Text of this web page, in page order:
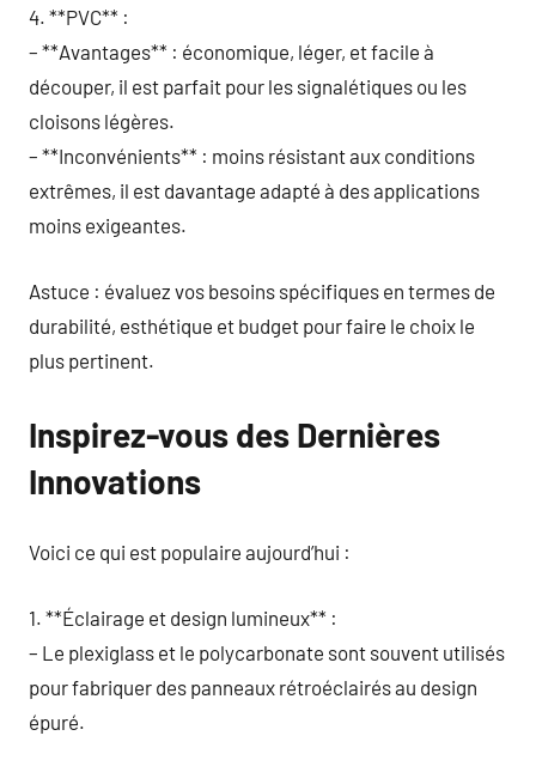
4. **PVC** :
– **Avantages** : économique, léger, et facile à
découper, il est parfait pour les signalétiques ou les
cloisons légères.
– **Inconvénients** : moins résistant aux conditions
extrêmes, il est davantage adapté à des applications
moins exigeantes.
Astuce : évaluez vos besoins spécifiques en termes de
durabilité, esthétique et budget pour faire le choix le
plus pertinent.
Inspirez-vous des Dernières
Innovations
Voici ce qui est populaire aujourd’hui :
1. **Éclairage et design lumineux** :
– Le plexiglass et le polycarbonate sont souvent utilisés
pour fabriquer des panneaux rétroéclairés au design
épuré.